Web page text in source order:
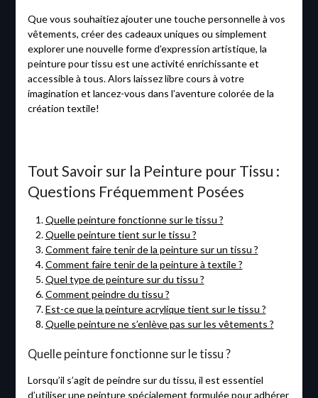
Que vous souhaitiez ajouter une touche personnelle à vos
vêtements, créer des cadeaux uniques ou simplement
explorer une nouvelle forme d’expression artistique, la
peinture pour tissu est une activité enrichissante et
accessible à tous. Alors laissez libre cours à votre
imagination et lancez-vous dans l’aventure colorée de la
création textile!
Tout Savoir sur la Peinture pour Tissu :
Questions Fréquemment Posées
Quelle peinture fonctionne sur le tissu ?
Quelle peinture tient sur le tissu ?
Comment faire tenir de la peinture sur un tissu ?
Comment faire tenir de la peinture à textile ?
Quel type de peinture sur du tissu ?
Comment peindre du tissu ?
Est-ce que la peinture acrylique tient sur le tissu ?
Quelle peinture ne s’enlève pas sur les vêtements ?
Quelle peinture fonctionne sur le tissu ?
Lorsqu’il s’agit de peindre sur du tissu, il est essentiel
d’utiliser une peinture spécialement formulée pour adhérer